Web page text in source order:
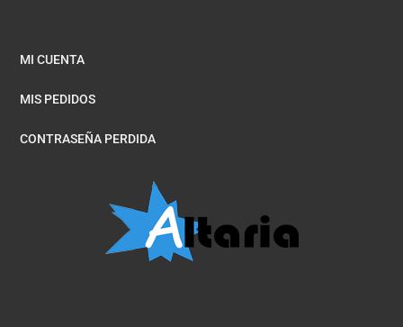
MI CUENTA
MIS PEDIDOS
CONTRASEÑA PERDIDA